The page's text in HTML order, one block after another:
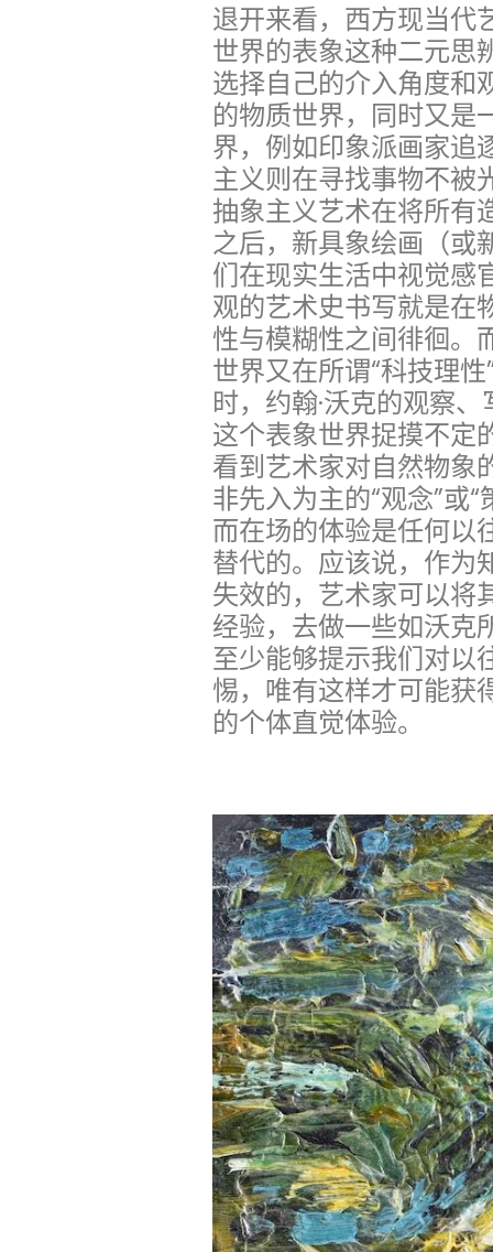
退开来看，西方现当代
世界的表象这种二元思
选择自己的介入角度和
的物质世界，同时又是
界，例如印象派画家追
主义则在寻找事物不被
抽象主义艺术在将所有
之后，新具象绘画（或
们在现实生活中视觉感
观的艺术史书写就是在
性与模糊性之间徘徊。
世界又在所谓“科技理
时，约翰·沃克的观察
这个表象世界捉摸不定
看到艺术家对自然物象
非先入为主的“观念”或
而在场的体验是任何以
替代的。应该说，作为
失效的，艺术家可以将
经验，去做一些如沃克
至少能够提示我们对以
惕，唯有这样才可能获
的个体直觉体验。